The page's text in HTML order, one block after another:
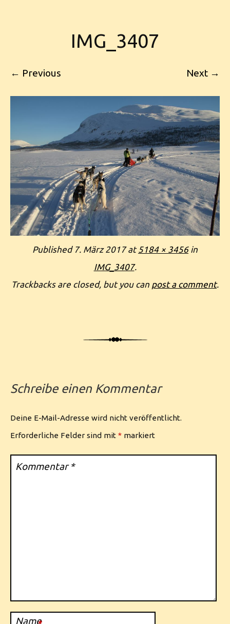
IMG_3407
← Previous Next →
Published 7. März 2017at5184 × 3456in
IMG_3407.
Trackbacks are closed, but you can post a comment.
Schreibe einen Kommentar
Deine E-Mail-Adresse wird nicht veröffentlicht.
Erforderliche Felder sind mit * markiert
Kommentar*
Name